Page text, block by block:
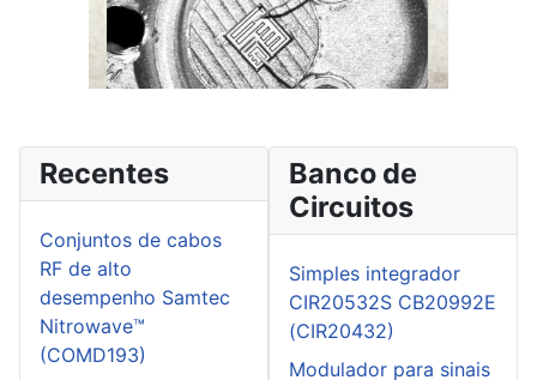
Recentes
Conjuntos de cabos
RF de alto
desempenho Samtec
Nitrowave™
(COMD193)
Banco de
Circuitos
Simples integrador
CIR20532S CB20992E
(CIR20432)
Modulador para sinais